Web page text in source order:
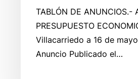
TABLÓN DE ANUNCIOS.-
PRESUPUESTO
Villacarriedo a 16 de
Anuncio Publicado el…